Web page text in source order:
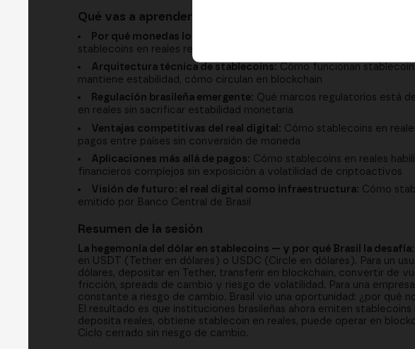
Qué vas a aprender
Por qué monedas locales importan:
stablecoins en reales resuelven ese problema
Arquitectura técnica de stablecoins: Cómo funcionan
mantiene estabilidad, cómo circulan en blockchain
Regulación brasileña emergente: Qué marcos regulatorios está
en reales sin sacrificar estabilidad monetaria
Ventajas competitivas del real digital: Cómo stablecoins en
pagos entre países sin conversión de moneda
Aplicaciones más allá de pagos: Cómo stablecoins en reales
financieros complejos sin exposición a volatilidad de criptoactivos
Visión de futuro: el real digital como infraestructura: Cómo
emitido por Banco Central de Brasil
Resumen de la sesión
La hegemonía del dólar en stablecoins — y por qué Brasil la desafía:
en USDT (Tether en dólares) o USDC (Circle en dólares). Para un
dólares, depositar en Tether, transferir en blockchain, convertir de
fricción, spreads de cambio y riesgo de volatilidad. Para una
constante a riesgo de cambio. Brasil vio una oportunidad: ¿por qué
El resultado es que instituciones brasileñas ahora emiten
deposita reales, obtiene stablecoin en reales, puede operar en
Ciclo cerrado sin riesgo de cambio.